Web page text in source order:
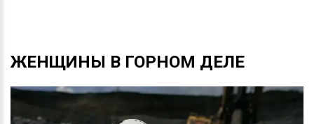
ЖЕНЩИНЫ В ГОРНОМ ДЕЛЕ